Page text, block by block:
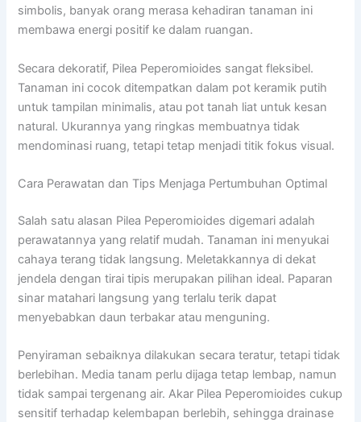
simbolis, banyak orang merasa kehadiran tanaman ini
membawa energi positif ke dalam ruangan.
Secara dekoratif, Pilea Peperomioides sangat fleksibel.
Tanaman ini cocok ditempatkan dalam pot keramik putih
untuk tampilan minimalis, atau pot tanah liat untuk kesan
natural. Ukurannya yang ringkas membuatnya tidak
mendominasi ruang, tetapi tetap menjadi titik fokus visual.
Cara Perawatan dan Tips Menjaga Pertumbuhan Optimal
Salah satu alasan Pilea Peperomioides digemari adalah
perawatannya yang relatif mudah. Tanaman ini menyukai
cahaya terang tidak langsung. Meletakkannya di dekat
jendela dengan tirai tipis merupakan pilihan ideal. Paparan
sinar matahari langsung yang terlalu terik dapat
menyebabkan daun terbakar atau menguning.
Penyiraman sebaiknya dilakukan secara teratur, tetapi tidak
berlebihan. Media tanam perlu dijaga tetap lembap, namun
tidak sampai tergenang air. Akar Pilea Peperomioides cukup
sensitif terhadap kelembapan berlebih, sehingga drainase